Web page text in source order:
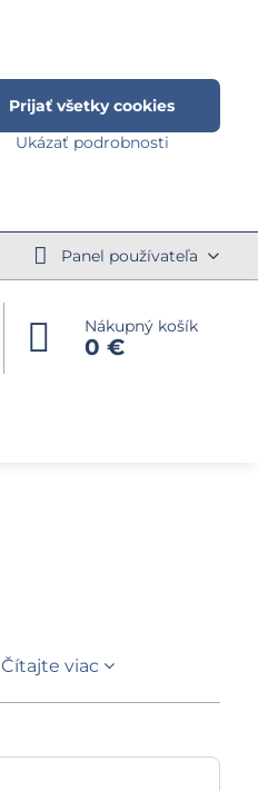
Panel používateľa
Nákupný košík
0 €
Čítajte viac
Ukázať podrobnosti
Prijať všetky cookies